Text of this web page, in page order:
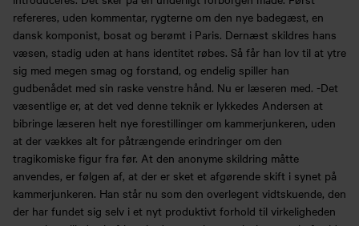
refereres, uden kommentar, rygterne om den nye badegæst, en
dansk komponist, bosat og berømt i Paris. Dernæst skildres hans
væsen, stadig uden at hans identitet røbes. Så får han lov til at ytre
sig med megen smag og forstand, og endelig spiller han
gudbenådet med sin raske venstre hånd. Nu er læseren med. -Det
væsentlige er, at det ved denne teknik er lykkedes Andersen at
bibringe læseren helt nye forestillinger om kammerjunkeren, uden
at der vækkes alt for påtrængende erindringer om den
tragikomiske figur fra før. At den anonyme skildring måtte
anvendes, er følgen af, at der er sket et afgørende skift i synet på
kammerjunkeren. Han står nu som den overlegent vidtskuende, den
der har fundet sig selv i et nyt produktivt forhold til virkeligheden